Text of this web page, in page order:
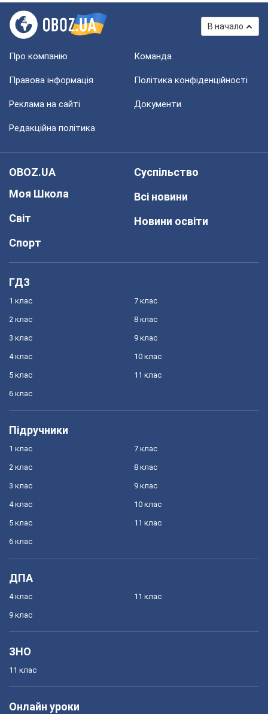
В начало
Про компанію Команда
Правова інформація Політика конфіденційності
Реклама на сайті Документи
Редакційна політика
OBOZ.UA
Моя Школа
Світ
Спорт
Суспільство
Всі новини
Новини освіти
ГДЗ
1 клас
2 клас
3 клас
4 клас
5 клас
6 клас
7 клас
8 клас
9 клас
10 клас
11 клас
Підручники
1 клас
2 клас
3 клас
4 клас
5 клас
6 клас
7 клас
8 клас
9 клас
10 клас
11 клас
ДПА
4 клас
9 клас
11 клас
ЗНО
11 клас
Онлайн уроки